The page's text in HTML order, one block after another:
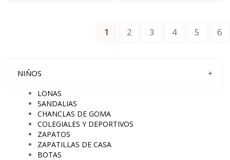
1 (current)
2 3 4 5 6
NIÑOS +
LONAS
SANDALIAS
CHANCLAS DE GOMA
COLEGIALES Y DEPORTIVOS
ZAPATOS
ZAPATILLAS DE CASA
BOTAS